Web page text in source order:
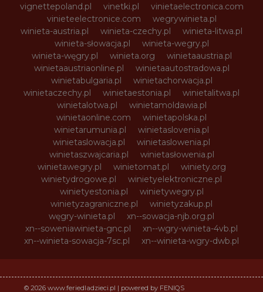
vignettepoland.pl
vinetki.pl
vinietaelectronica.com
vinieteelectronice.com
wegrywinieta.pl
winieta-austria.pl
winieta-czechy.pl
winieta-litwa.pl
winieta-słowacja.pl
winieta-wegry.pl
winieta-węgry.pl
winieta.org
winietaaustria.pl
winietaaustriaonline.pl
winietaautostradowa.pl
winietabulgaria.pl
winietachorwacja.pl
winietaczechy.pl
winietaestonia.pl
winietalitwa.pl
winietalotwa.pl
winietamoldawia.pl
winietaonline.com
winietapolska.pl
winietarumunia.pl
winietaslovenia.pl
winietaslowacja.pl
winietaslowenia.pl
winietaszwajcaria.pl
winietasłowenia.pl
winietawegry.pl
winietomat.pl
winiety.org
winietydrogowe.pl
winietyelektroniczne.pl
winietyestonia.pl
winietywegry.pl
winietyzagraniczne.pl
winietyzakup.pl
węgry-winieta.pl
xn--sowacja-njb.org.pl
xn--soweniawinieta-gnc.pl
xn--wgry-winieta-4vb.pl
xn--winieta-sowacja-7sc.pl
xn--winieta-wgry-dwb.pl
© 2026 www.feriedladzieci.pl | powered by FENIQS